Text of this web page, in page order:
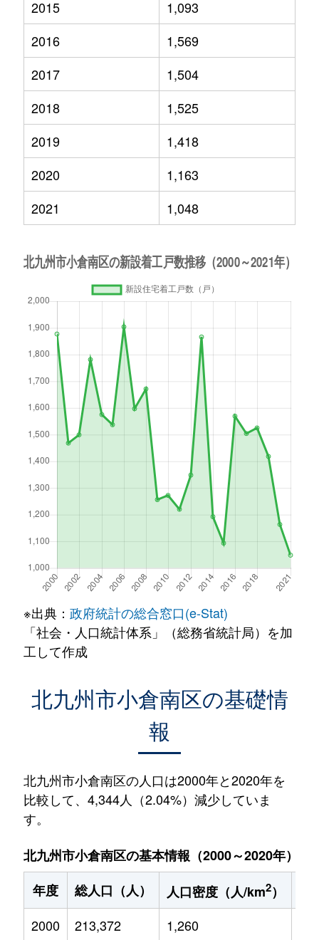
2015
1,093
2016
1,569
2017
1,504
2018
1,525
2019
1,418
2020
1,163
2021
1,048
※出典： 政府統計の総合窓口(e-Stat)
「社会・人口統計体系」（総務省統計局）を加
工して作成
北九州市小倉南区の基礎情
報
北九州市小倉南区の人口は2000年と2020年を
比較して、4,344人（2.04%）減少していま
す。
北九州市小倉南区の基本情報（2000～2020年）
年度
総人口（人） 人口密度（人/km2）
2000
213,372 1,260